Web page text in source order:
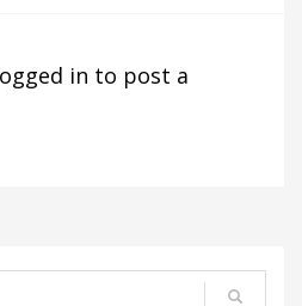
in to post a